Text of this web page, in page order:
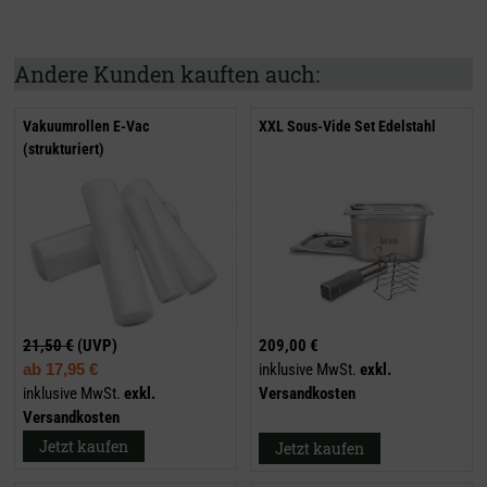
Andere Kunden kauften auch:
Vakuumrollen E-Vac
(strukturiert)
21,50 € (UVP)
ab 17,95 €
inklusive MwSt. exkl.
Versandkosten
Jetzt kaufen
XXL Sous-Vide Set Edelstahl
209,00 €
inklusive MwSt. exkl.
Versandkosten
Jetzt kaufen